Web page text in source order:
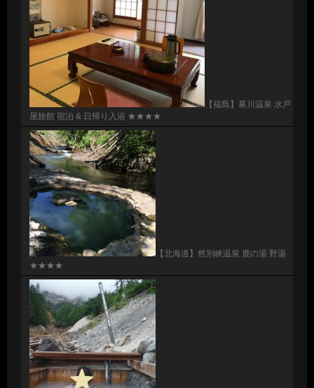
【福島】幕川温泉 水戸
屋旅館 宿泊 & 日帰り入浴 ★★★★
【北海道】然別峡温泉 鹿の湯 野湯
★★★★